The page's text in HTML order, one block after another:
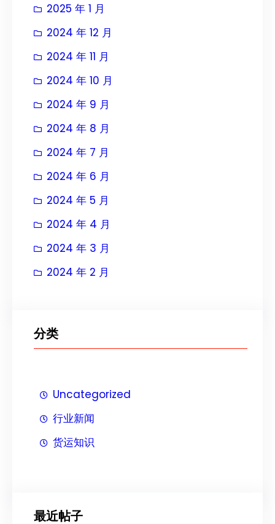
2025 年 1 月
2024 年 12 月
2024 年 11 月
2024 年 10 月
2024 年 9 月
2024 年 8 月
2024 年 7 月
2024 年 6 月
2024 年 5 月
2024 年 4 月
2024 年 3 月
2024 年 2 月
分类
Uncategorized
行业新闻
货运知识
最近帖子